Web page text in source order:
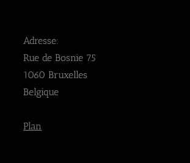
Adresse:
Rue de Bosnie 75
1060 Bruxelles
Belgique
Plan